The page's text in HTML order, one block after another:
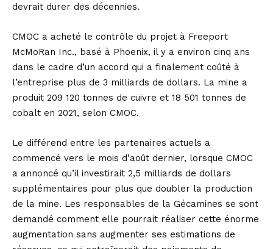
devrait durer des décennies.
CMOC a acheté le contrôle du projet à Freeport
McMoRan Inc., basé à Phoenix, il y a environ cinq ans
dans le cadre d’un accord qui a finalement coûté à
l’entreprise plus de 3 milliards de dollars. La mine a
produit 209 120 tonnes de cuivre et 18 501 tonnes de
cobalt en 2021, selon CMOC.
Le différend entre les partenaires actuels a
commencé vers le mois d’août dernier, lorsque CMOC
a annoncé qu’il investirait 2,5 milliards de dollars
supplémentaires pour plus que doubler la production
de la mine. Les responsables de la Gécamines se sont
demandé comment elle pourrait réaliser cette énorme
augmentation sans augmenter ses estimations de